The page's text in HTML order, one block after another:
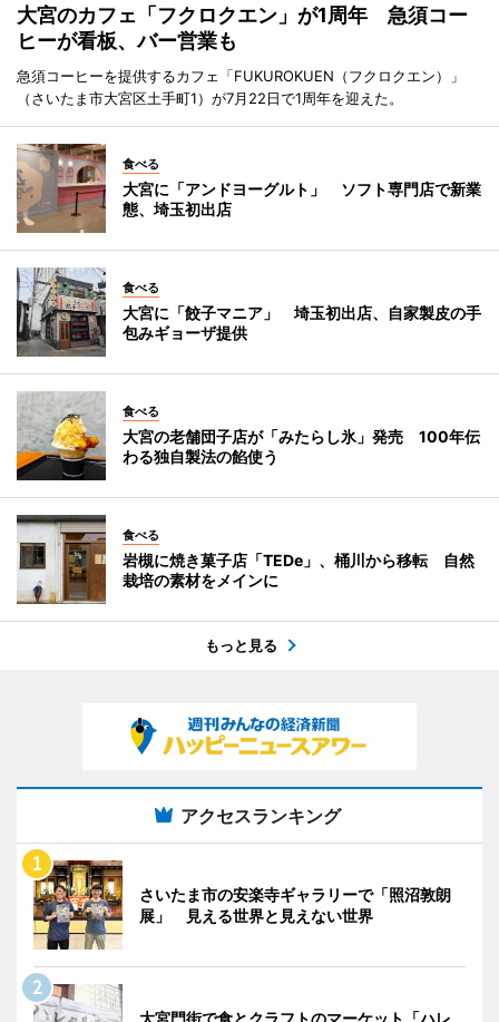
大宮のカフェ「フクロクエン」が1周年 急須コー
ヒーが看板、バー営業も
急須コーヒーを提供するカフェ「FUKUROKUEN（フクロクエン）」
（さいたま市大宮区土手町1）が7月22日で1周年を迎えた。
食べる
大宮に「アンドヨーグルト」 ソフト専門店で新業
態、埼玉初出店
食べる
大宮に「餃子マニア」 埼玉初出店、自家製皮の手
包みギョーザ提供
食べる
大宮の老舗団子店が「みたらし氷」発売 100年伝
わる独自製法の餡使う
食べる
岩槻に焼き菓子店「TEDe」、桶川から移転 自然
栽培の素材をメインに
もっと見る
アクセスランキング
さいたま市の安楽寺ギャラリーで「照沼敦朗
展」 見える世界と見えない世界
大宮門街で食とクラフトのマーケット「ハレ